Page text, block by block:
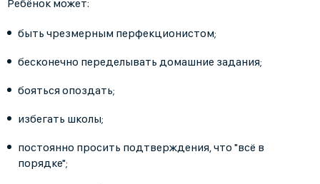
Ребёнок может:
быть чрезмерным перфекционистом;
бесконечно переделывать домашние задания;
бояться опоздать;
избегать школы;
постоянно просить подтверждения, что "всё в
порядке";